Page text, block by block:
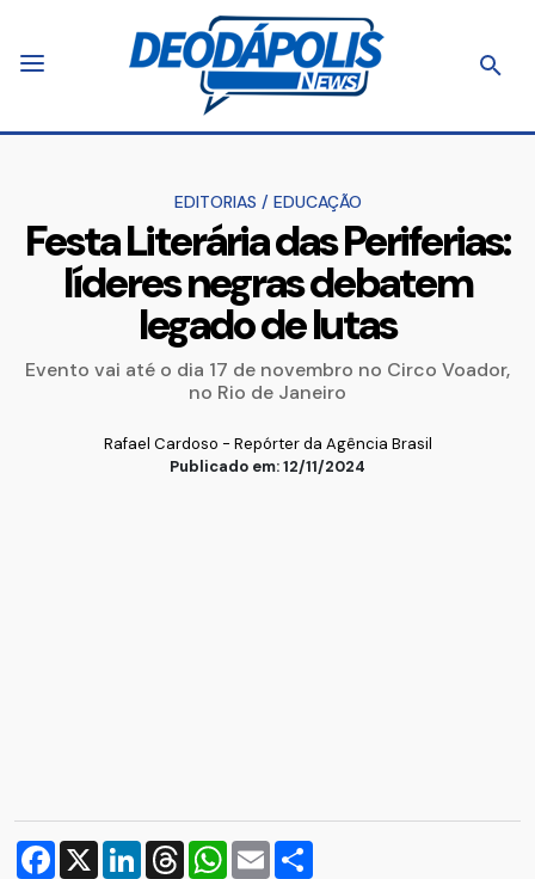
EDITORIAS / EDUCAÇÃO
Festa Literária das Periferias:
líderes negras debatem
legado de lutas
Evento vai até o dia 17 de novembro no Circo Voador,
no Rio de Janeiro
Rafael Cardoso - Repórter da Agência Brasil
Publicado em: 12/11/2024
Facebook
X LinkedInThreadsWhatsApp
Email